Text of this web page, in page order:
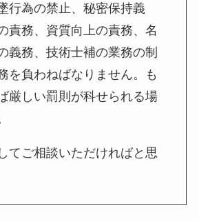
行為の禁止、秘密保持義
責務、資質向上の責務、名
義務、技術士補の業務の制
を負わねばなりません。も
厳しい罰則が科せられる場
てご相談いただければと思